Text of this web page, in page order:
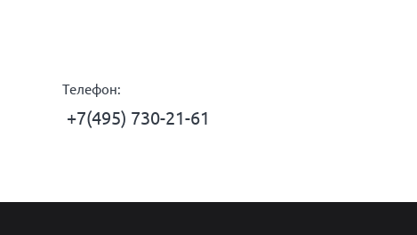
Телефон:
+7(495) 730-21-61